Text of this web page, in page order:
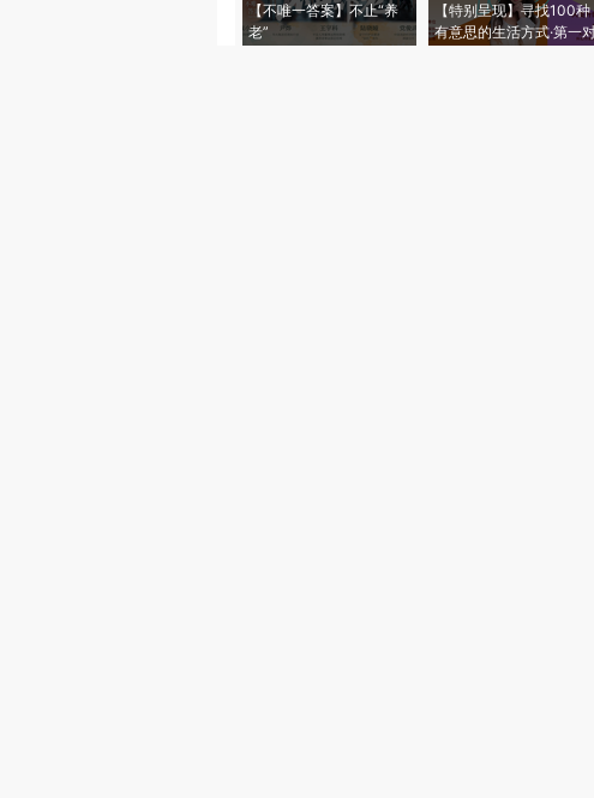
【不唯一答案】不止“养
老”
【特别呈现】寻找100种
有意思的生活方式·第一